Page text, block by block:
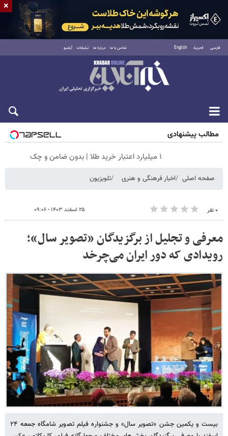
فارسی العربية English تماس با ما درباره ما تبلیغات آرشیو
جمعه ۱۶ مرداد ۱۴۰۵
مطالب پیشنهادی
۱ میلیارد اعتبار خرید طلا | بدون ضامن و چک
صفحه اصلی اخبار فرهنگی و هنری تلویزیون
۰ نفر ۲۵ اسفند ۱۴۰۳ - ۰۹:۰۶
معرفی و تجلیل از برگزیدگان «تصویر سال»؛
رویدادی که دور ایران می‌چرخد
بیست و یکمین جشن «تصویر سال» و جشنواره فیلم تصویر شامگاه جمعه ۲۴
×